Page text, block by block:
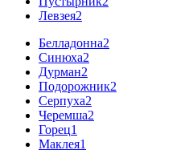
Левзея2
Белладонна2
Синюха2
Дурман2
Подорожник2
Серпуха2
Черемша2
Горец1
Маклея1